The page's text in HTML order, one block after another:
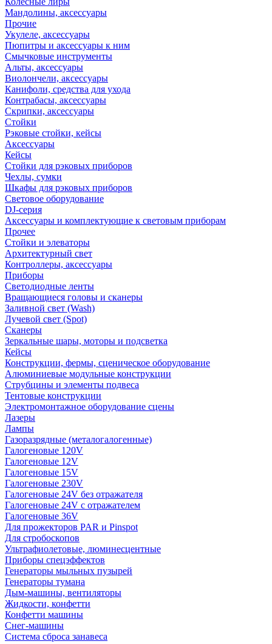
Мандолины, аксессуары
Прочие
Укулеле, аксессуары
Пюпитры и аксессуары к ним
Смычковые инструменты
Альты, аксессуары
Виолончели, аксессуары
Канифоли, средства для ухода
Контрабасы, аксессуары
Скрипки, аксессуары
Стойки
Рэковые стойки, кейсы
Аксессуары
Кейсы
Стойки для рэковых приборов
Чехлы, сумки
Шкафы для рэковых приборов
Световое оборудование
DJ-серия
Аксессуары и комплектующие к световым приборам
Прочее
Стойки и элеваторы
Архитектурный свет
Контроллеры, аксессуары
Приборы
Светодиодные ленты
Вращающиеся головы и сканеры
Заливной свет (Wash)
Лучевой свет (Spot)
Сканеры
Зеркальные шары, моторы и подсветка
Кейсы
Конструкции, фермы, сценическое оборудование
Алюминиевые модульные конструкции
Струбцины и элементы подвеса
Тентовые конструкции
Электромонтажное оборудование сцены
Лазеры
Лампы
Газоразрядные (металогалогенные)
Галогеновые 120V
Галогеновые 12V
Галогеновые 15V
Галогеновые 230V
Галогеновые 24V без отражателя
Галогеновые 24V с отражателем
Галогеновые 36V
Для прожекторов PAR и Pinspot
Для стробоскопов
Ультрафиолетовые, люминесцентные
Приборы спецэффектов
Генераторы мыльных пузырей
Генераторы тумана
Дым-машины, вентиляторы
Жидкости, конфетти
Конфетти машины
Снег-машины
Система сброса занавеса